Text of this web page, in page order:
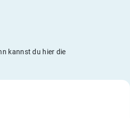
kannst du hier die